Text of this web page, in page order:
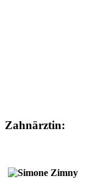
Zahnärztin: